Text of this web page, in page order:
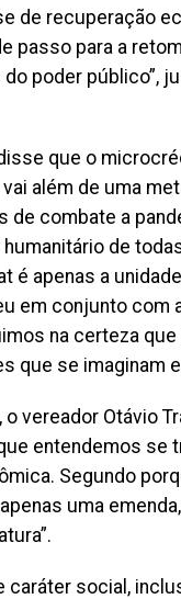
de recuperação
passo para a
poder público”,
que o
além de uma
combate a
de
é apenas a
em conjunto com
na certeza
que se imaginam
o vereador Otávio
entendemos se
Segundo
uma
social,